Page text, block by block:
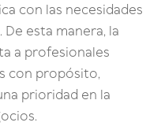
con las necesidades
esta manera, la
a profesionales
con propósito,
prioridad en la